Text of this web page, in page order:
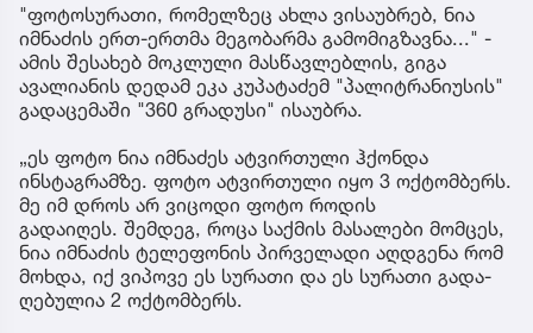
"ფოტოსურათი, რომელზეც ახლა ვისაუბრებ, ნია
იმნაძის ერთ-ერთმა მეგობარმა გამომიგზავნა..." -
ამის შესახებ მოკლული მასწავლებლის, გიგა
ავალიანის დედამ ეკა კუპატაძემ "პალიტრანიუსის"
გადაცემაში "360 გრადუსი" ისაუბრა.
„ეს ფოტო ნია იმნაძეს ატვირთული ჰქონდა
ინსტაგრამზე. ფოტო ატვირთული იყო 3 ოქტომბერს.
მე იმ დროს არ ვიცოდი ფოტო როდის
გადაიღეს. შემ­დეგ, როცა საქ­მის მა­სა­ლე­ბი მომ­ცეს,
ნია იმ­ნა­ძის ტე­ლე­ფო­ნის პირ­ვე­ლა­დი აღ­დგე­ნა რომ
მოხ­და, იქ ვი­პო­ვე ეს სუ­რა­თი და ეს სუ­რა­თი გა­და­
ღე­ბუ­ლია 2 ოქ­ტომ­ბერს.